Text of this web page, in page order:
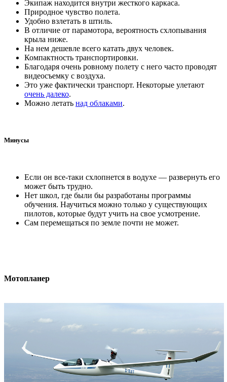
Экипаж находится внутри жесткого каркаса.
Природное чувство полета.
Удобно взлетать в штиль.
В отличие от парамотора, вероятность схлопывания
крыла ниже.
На нем дешевле всего катать двух человек.
Компактность транспортировки.
Благодаря очень ровному полету с него часто проводят
видеосъемку с воздуха.
Это уже фактически транспорт. Некоторые улетают
очень далеко.
Можно летать над облаками.
Минусы
Если он все-таки схлопнется в водухе — развернуть его
может быть трудно.
Нет школ, где были бы разработаны программы
обучения. Научиться можно только у существующих
пилотов, которые будут учить на свое усмотрение.
Сам перемещаться по земле почти не может.
Мотопланер